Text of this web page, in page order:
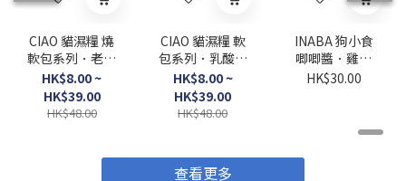
CIAO 貓濕糧 燒
軟包系列．老貓
用 鰹魚+干貝
50g
HK$8.00 ~
HK$39.00
HK$48.00
CIAO 貓濕糧 軟
包系列．乳酸菌
湯 鰹魚+雞肉
+柴魚片口味
40g
HK$8.00 ~
HK$39.00
HK$48.00
INABA 狗小食
唧唧醬．雞肉
+牛肉果凍15g
HK$30.00
查看更多